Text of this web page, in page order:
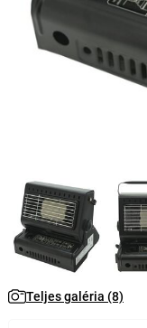
Teljes galéria (8)